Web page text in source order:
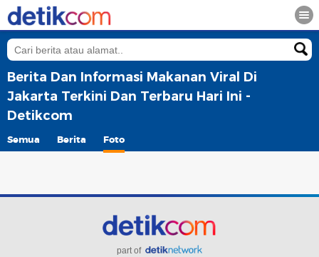
Berita Dan Informasi Makanan Viral Di
Jakarta Terkini Dan Terbaru Hari Ini -
Detikcom
Semua Berita Foto
part of